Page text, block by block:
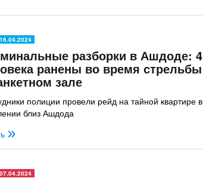
разборки в Ашдоде: 4
ранены во время стрельбы
зале
полиции провели рейд на тайной квартире в
близ Ашдода